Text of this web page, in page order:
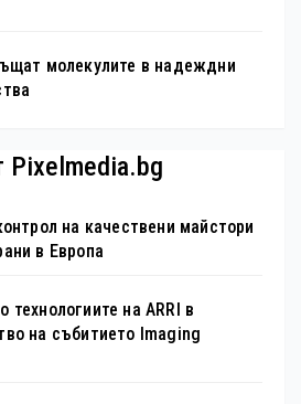
молекулите в надеждни
Pixelmedia.bg
на качествени майстори
в Европа
технологиите на ARRI в
на събитието Imaging